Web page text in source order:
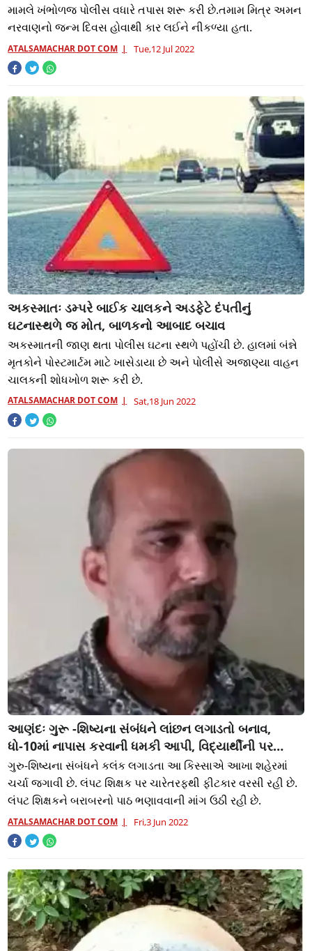
મામલે ખંભોળજ પોલીસ વધારે તપાસ શરૂ કરી છે.તમામ મિત્ર અમન
નરવાણનો જન્મ દિવસ હોવાથી કાર લઈને નીકળ્યા હતા.
ATALSAMACHAR DOT COM Tue,12 Jul 2022
અકસ્માતઃ ડમ્પરે બાઈક ચાલકને અડફેટે દંપતીનું
ઘટનાસ્થળે જ મોત, બાળકનો આબાદ બચાવ
અકસ્માતની જાણ થતા પોલીસ ઘટના સ્થળે પહોંચી છે. હાલમાં બંન્ને
મૃતકોને પોસ્ટમાર્ટમ માટે ખાસેડાયા છે અને પોલીસે અજાણ્યા વાહન
ચાલકની શોધખોળ શરૂ કરી છે.
ATALSAMACHAR DOT COM Sat,18 Jun 2022
આણંદઃ ગુરૂ -શિષ્યના સંબંધને લાંછન લગાડતો બનાવ,
ધો-10માં નાપાસ કરવાની ધમકી આપી, વિદ્યાર્થીની પર
દુષ્કર્મ આચર્યું
ગુરુ-શિષ્યના સંબંધને કલંક લગાડતા આ કિસ્સાએ આખા શહેરમાં
ચર્ચા જગાવી છે. લંપટ શિક્ષક પર ચારેતરફથી ફીટકાર વરસી રહી છે.
લંપટ શિક્ષકને બરાબરનો પાઠ ભણાવવાની માંગ ઉઠી રહી છે.
ATALSAMACHAR DOT COM Fri,3 Jun 2022